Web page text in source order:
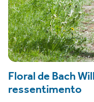
Floral de Bach
ressentimento